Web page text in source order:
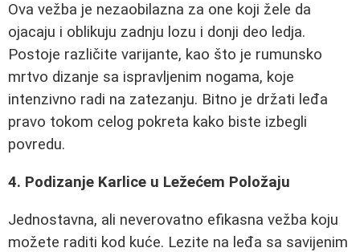
Ova vežba je nezaobilazna za one koji žele da
ojacaju i oblikuju zadnju lozu i donji deo ledja.
Postoje različite varijante, kao što je rumunsko
mrtvo dizanje sa ispravljenim nogama, koje
intenzivno radi na zatezanju. Bitno je držati leđa
pravo tokom celog pokreta kako biste izbegli
povredu.
4. Podizanje Karlice u Ležećem Položaju
Jednostavna, ali neverovatno efikasna vežba koju
možete raditi kod kuće. Lezite na leđa sa savijenim